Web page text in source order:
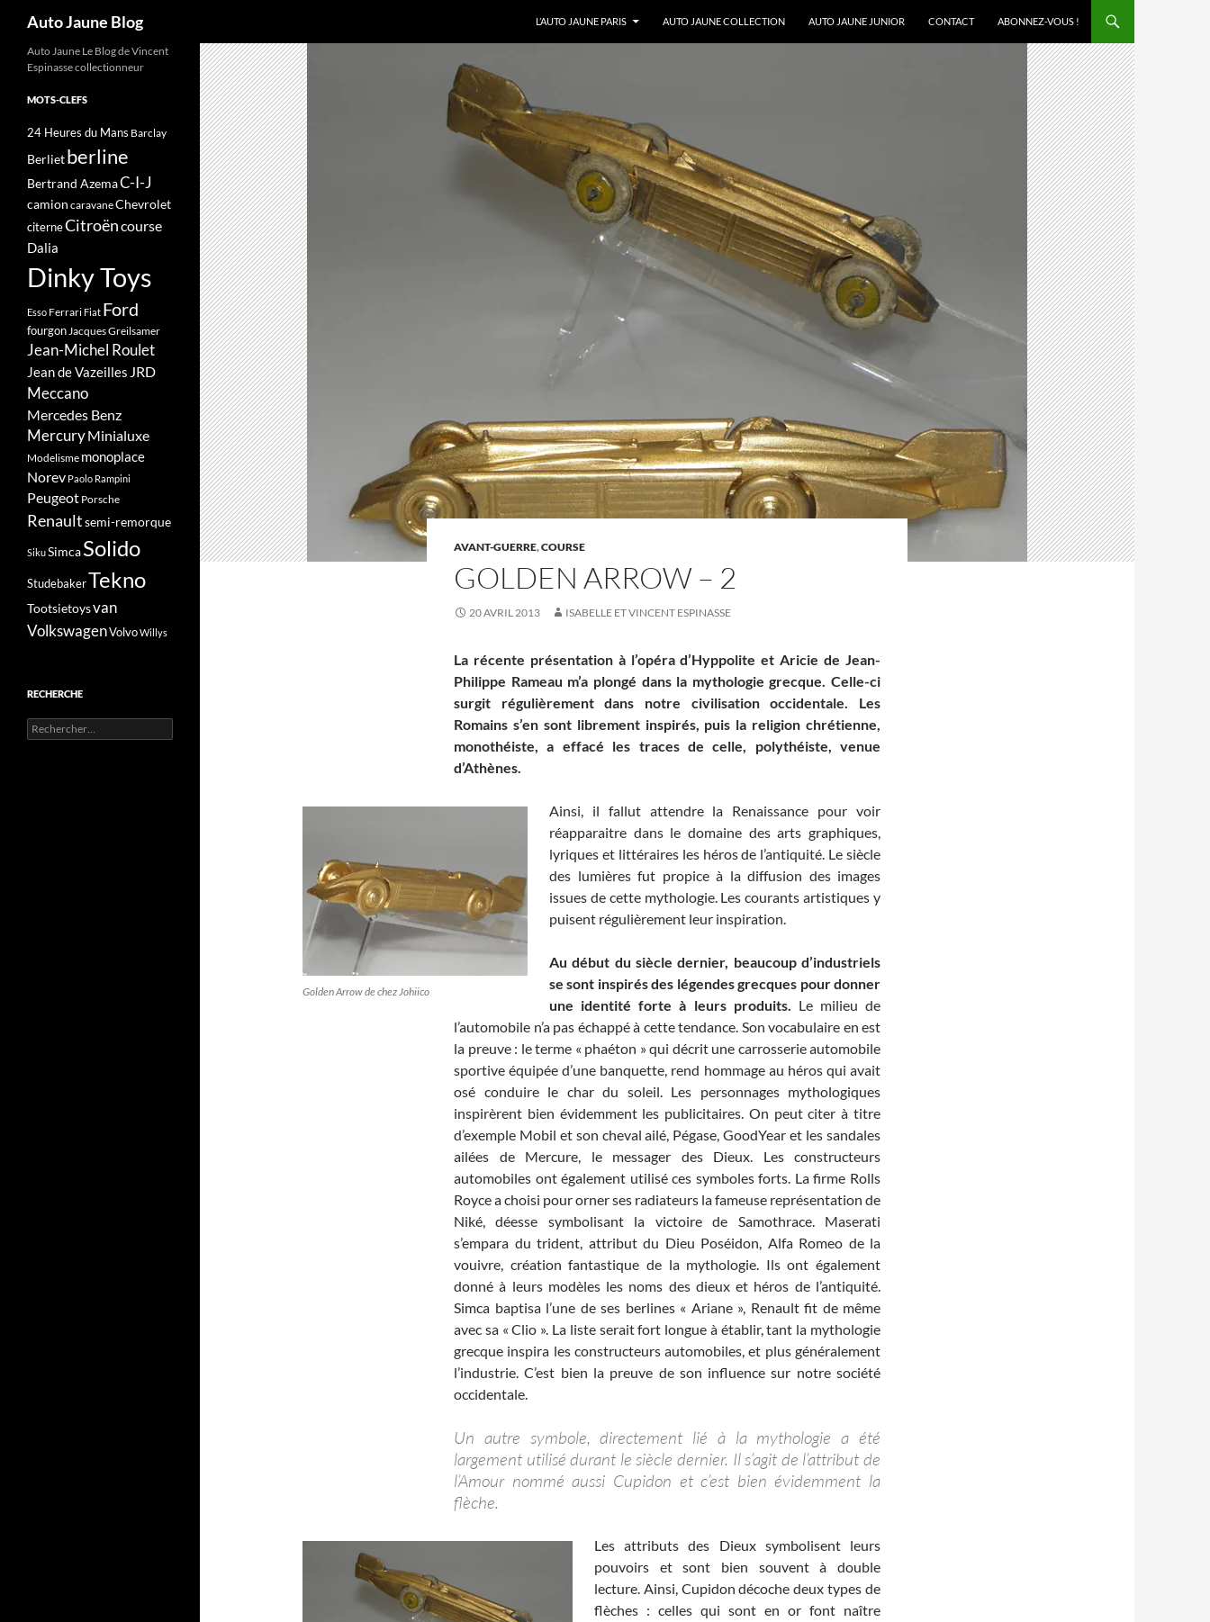
Auto Jaune Blog
L’AUTO JAUNE PARIS
AUTO JAUNE COLLECTION AUTO JAUNE JUNIOR CONTACT ABONNEZ-VOUS !
AVANT-GUERRE,COURSE
GOLDEN ARROW – 2
20 AVRIL 2013 ISABELLE ET VINCENT ESPINASSE
La récente présentation à l’opéra d’Hyppolite et Aricie de Jean-
Philippe Rameau m’a plongé dans la mythologie grecque. Celle-ci
surgit régulièrement dans notre civilisation occidentale. Les
Romains s’en sont librement inspirés, puis la religion chrétienne,
monothéiste, a effacé les traces de celle, polythéiste, venue
d’Athènes.
Golden Arrow de chez Johiico
Ainsi, il fallut attendre la Renaissance pour voir
réapparaitre dans le domaine des arts graphiques,
lyriques et littéraires les héros de l’antiquité. Le siècle
des lumières fut propice à la diffusion des images
issues de cette mythologie. Les courants artistiques y
puisent régulièrement leur inspiration.
Au début du siècle dernier, beaucoup d’industriels
se sont inspirés des légendes grecques pour donner
une identité forte à leurs produits. Le milieu de
l’automobile n’a pas échappé à cette tendance. Son vocabulaire en est
la preuve : le terme « phaéton » qui décrit une carrosserie automobile
sportive équipée d’une banquette, rend hommage au héros qui avait
osé conduire le char du soleil. Les personnages mythologiques
inspirèrent bien évidemment les publicitaires. On peut citer à titre
d’exemple Mobil et son cheval ailé, Pégase, GoodYear et les sandales
ailées de Mercure, le messager des Dieux. Les constructeurs
automobiles ont également utilisé ces symboles forts. La firme Rolls
Royce a choisi pour orner ses radiateurs la fameuse représentation de
Niké, déesse symbolisant la victoire de Samothrace. Maserati
s’empara du trident, attribut du Dieu Poséidon, Alfa Romeo de la
vouivre, création fantastique de la mythologie. Ils ont également
donné à leurs modèles les noms des dieux et héros de l’antiquité.
Simca baptisa l’une de ses berlines « Ariane », Renault fit de même
avec sa « Clio ». La liste serait fort longue à établir, tant la mythologie
grecque inspira les constructeurs automobiles, et plus généralement
l’industrie. C’est bien la preuve de son influence sur notre société
occidentale.
Un autre symbole, directement lié à la mythologie a été
largement utilisé durant le siècle dernier. Il s’agit de l’attribut de
l’Amour nommé aussi Cupidon et c’est bien évidemment la
flèche.
Les attributs des Dieux symbolisent leurs
pouvoirs et sont bien souvent à double
lecture. Ainsi, Cupidon décoche deux types de
flèches : celles qui sont en or font naître
Auto Jaune Le Blog de Vincent
Espinasse collectionneur
MOTS-CLEFS
24 Heures du Mans Barclay
Berlietberline
Bertrand AzemaC-I-J
camion caravaneChevrolet
citerneCitroëncourse
Dalia
Dinky Toys
Esso Ferrari Fiat Ford
fourgonJacques Greilsamer
Jean-Michel Roulet
Jean de Vazeilles JRD
Meccano
Mercedes Benz
MercuryMinialuxe
Modelisme monoplace
Norev Paolo Rampini
Peugeot Porsche
Renaultsemi-remorque
SikuSimcaSolido
StudebakerTekno
Tootsietoysvan
VolkswagenVolvoWillys
RECHERCHE
Rechercher :